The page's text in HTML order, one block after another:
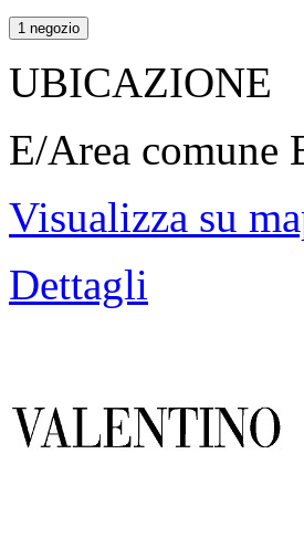
1 negozio
UBICAZIONE
E/Area comune
Visualizza su
Dettagli